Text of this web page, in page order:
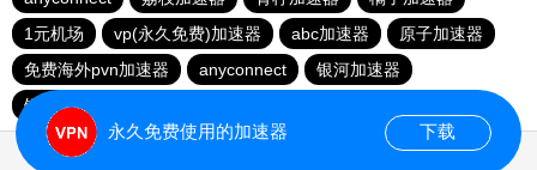
1元机场
vp(永久免费)加速器 abc加速器
原子加速器
免费海外pvn加速器
anyconnect
银河加速器
银河加速器
永久免费使用的加速器 下载